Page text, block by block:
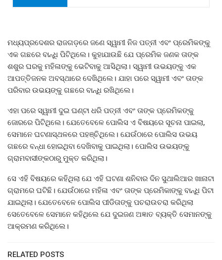
ମଧ୍ୟପ୍ରଦେଶର ରାଜଗଡ଼ରେ ଜଣେ ସ୍ୱାମୀ ନିଜ ପତ୍ନୀ ଏବଂ ପ୍ରେମିକଙ୍କୁ
ଏକ ଗଛରେ ବାନ୍ଧି ପିଟିଥିଲେ। କୁହାଯାଉଛି ଯେ ପ୍ରେମିକ ଜଣକ ତାଙ୍କ
ଶଶୁର ଘରକୁ ମହିଳାଙ୍କୁ ଭେଟିବାକୁ ଆସିଥିଲା। ସ୍ୱାମୀ ଉଭୟଙ୍କୁ ଏକ
ଆପତ୍ତିଜନକ ଅବସ୍ଥାରେ ଦେଖିଥିଲେ। ଯାହା ପରେ ସ୍ୱାମୀ ଏବଂ ତାଙ୍କ
ପରିବାର ଉଭୟଙ୍କୁ ଗଛରେ ବାନ୍ଧି ରଖିଥିଲେ।
ଏହା ପରେ ସ୍ୱାମୀ ଦୁଇ ଘଣ୍ଟା ଧରି ପତ୍ନୀ ଏବଂ ତାଙ୍କ ପ୍ରେମିକଙ୍କୁ
ଜୋରରେ ପିଟିଥିଲେ। ଯେତେବେଳେ ପୋଲିସ ଏ ବିଷୟରେ ସୂଚନା ପାଇଲା,
ସେମାନେ ଘଟଣାସ୍ଥଳରେ ପହଞ୍ଚିଥିଲେ। ଯେଉଁଠାରେ ପୋଲିସ ଉଭୟ
ଗଛରେ ବନ୍ଧା ହୋଇଥିବା ଦେଖିବାକୁ ପାଇଥିଲା। ପୋଲିସ ଉଭୟଙ୍କୁ
ଗ୍ରାମବାସୀଙ୍କଠାରୁ ମୁକ୍ତ କରିଥିଲା।
ସେ ଏହି ବିଷୟରେ କହିଥିଲା ​​ଯେ ଏହି ଘଟଣା ଶନିବାର ଦିନ ସୁଥାଲିଆର ଖାନାଟା
ଗ୍ରାମରେ ଘଟିଛି। ଯେଉଁଠାରେ ମହିଳା ଏବଂ ତାଙ୍କ ପ୍ରେମିକାଙ୍କୁ ବାନ୍ଧି ପିଟା
ଯାଇଥିଲା। ଯେତେବେଳେ ପୋଲିସ ପୀଡିତାଙ୍କୁ ପଚରାଉଚରା କରିଥିଲା ​​
ସେତେବେଳେ ସେମାନେ କହିଥିଲେ ଯେ ଦୁଇଜଣ ଅଜ୍ଞାତ ବ୍ୟକ୍ତି ସେମାନଙ୍କୁ
ଆକ୍ରମଣ କରିଥିଲେ।
RELATED POSTS